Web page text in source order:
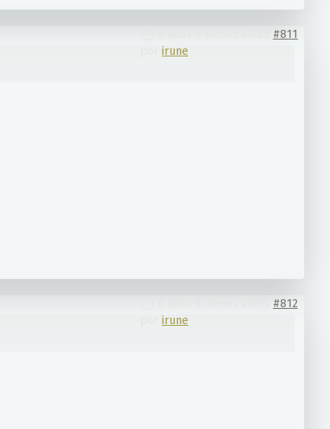
#811
irune
#812
irune